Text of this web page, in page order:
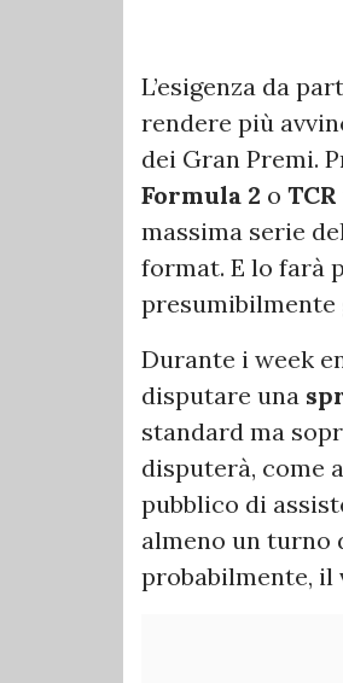
L’esigenza da
rendere più
dei Gran Premi.
Formula 2 o TCR
massima serie
format. E lo farà
presumibilmente
Durante i week
disputare una
standard ma
disputerà, come
pubblico di
almeno un turno
probabilmente, il